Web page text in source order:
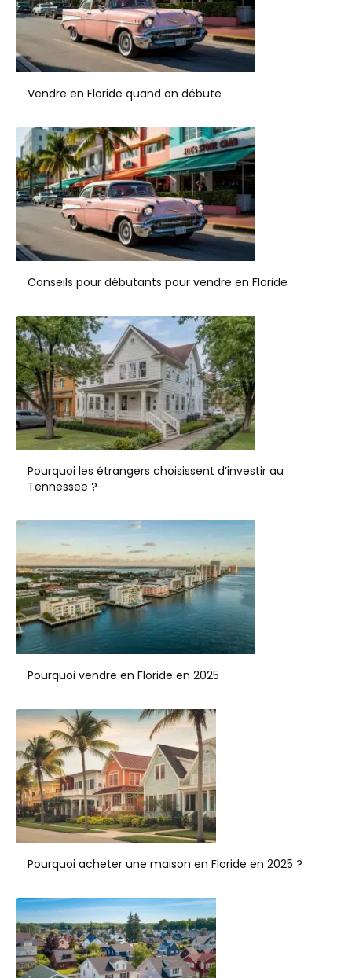
Vendre en Floride quand on débute
Conseils pour débutants pour vendre en Floride
Pourquoi les étrangers choisissent d’investir au
Tennessee ?
Pourquoi vendre en Floride en 2025
Pourquoi acheter une maison en Floride en 2025 ?